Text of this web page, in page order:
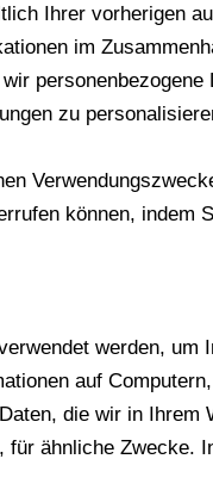
Ihrer vorherigen
im
zu
können, indem
werden,
auf
die wir in
ähnliche Zwecke.